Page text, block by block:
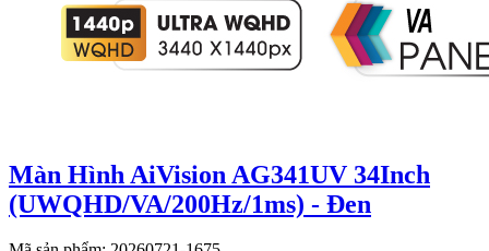
Màn Hình AiVision AG341UV 34Inch
(UWQHD/VA/200Hz/1ms) - Đen